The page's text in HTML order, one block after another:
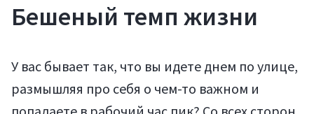
Бешеный темп жизни
У вас бывает так, что вы идете днем по улице,
размышляя про себя о чем-то важном и